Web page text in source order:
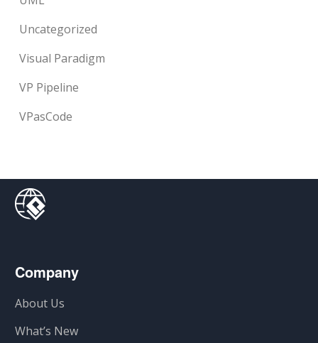
Uncategorized
Visual Paradigm
VP Pipeline
VPasCode
Company
About Us
What’s New